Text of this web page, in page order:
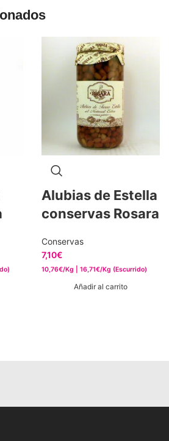
Alubias de Estella
conservas Rosara
Conservas
7,10€
10,76€/Kg | 16,71€/Kg (Escurrido)
Añadir al carrito